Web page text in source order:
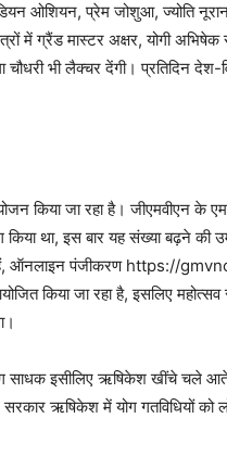
ओशियन, प्रेम जोशुआ, ज्योति
ग्रैंड मास्टर अक्षर, योगी अभिषेक
चौधरी भी लैक्चर देंगी। प्रतिदिन देश-
किया जा रहा है। जीएमवीएन के
था, इस बार यह संख्या बढ़ने की
ऑनलाइन पंजीकरण https://
किया जा रहा है, इसलिए
साधक इसीलिए ऋषिकेश खींचे चले
ऋषिकेश में योग गतविधियों को